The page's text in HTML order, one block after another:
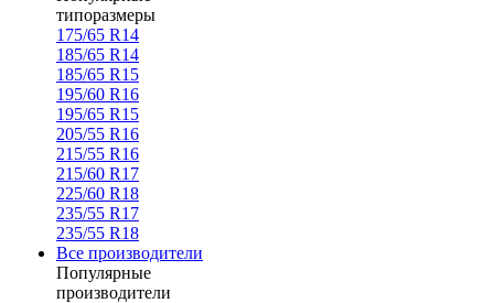
типоразмеры
175/65 R14
185/65 R14
185/65 R15
195/60 R16
195/65 R15
205/55 R16
215/55 R16
215/60 R17
225/60 R18
235/55 R17
235/55 R18
Все производители
Популярные
производители